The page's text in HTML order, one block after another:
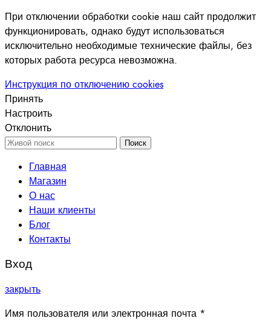
При отключении обработки cookie наш сайт продолжит
функционировать, однако будут использоваться
исключительно необходимые технические файлы, без
которых работа ресурса невозможна.
Инструкция по отключению cookies
Принять
Настроить
Отклонить
Поиск
Главная
Магазин
О нас
Наши клиенты
Блог
Контакты
Вход
закрыть
Имя пользователя или электронная почта *